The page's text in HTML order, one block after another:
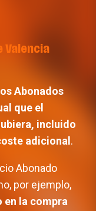
Valencia
Abonados
que el
incluido
adicional .
Abonado
por ejemplo,
en la compra